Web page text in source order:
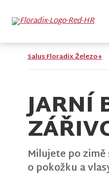
Salus Floradix Železo+
JARNÍ
Milujete po
o pokožku a